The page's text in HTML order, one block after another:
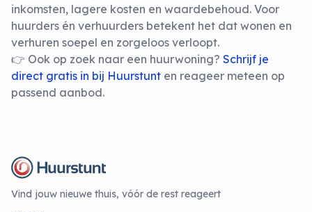
inkomsten, lagere kosten en waardebehoud. Voor
huurders én verhuurders betekent het dat wonen en
verhuren soepel en zorgeloos verloopt.
👉 Ook op zoek naar een huurwoning? Schrijf je
direct gratis in bij Huurstunt en reageer meteen op
passend aanbod.
Vind jouw nieuwe thuis, vóór de rest reageert